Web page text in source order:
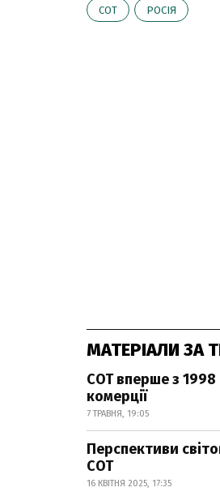
СОТ РОСІЯ
МАТЕРІАЛИ ЗА
СОТ вперше з 1998
комерції
7 ТРАВНЯ, 19:05
Перспективи
СОТ
16 КВІТНЯ 2025, 17:35